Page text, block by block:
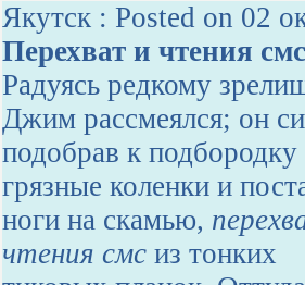
Якутск : Posted on 02
Перехват и чтения смс
Радуясь редкому
Джим рассмеялся; он
подобрав к подбородку
грязные коленки и
ноги на скамью,
чтения смс из тонких